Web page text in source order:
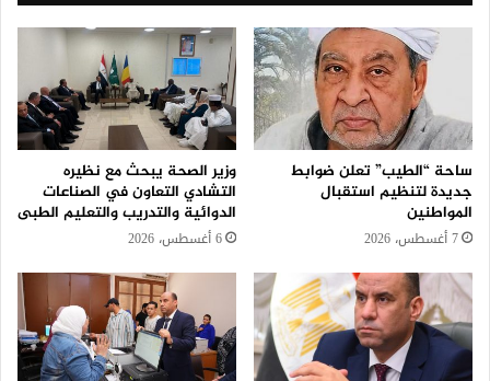
ساحة “الطيب” تعلن ضوابط
جديدة لتنظيم استقبال
المواطنين
7 أغسطس، 2026
وزير الصحة يبحث مع نظيره
التشادي التعاون في الصناعات
الدوائية والتدريب والتعليم الطبى
6 أغسطس، 2026